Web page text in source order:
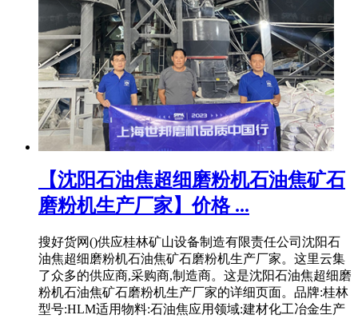
【沈阳石油焦超细磨粉机石油焦矿石
磨粉机生产厂家】价格 ...
搜好货网()供应桂林矿山设备制造有限责任公司沈阳石
油焦超细磨粉机石油焦矿石磨粉机生产厂家。这里云集
了众多的供应商,采购商,制造商。这是沈阳石油焦超细磨
粉机石油焦矿石磨粉机生产厂家的详细页面。品牌:桂林
型号:HLM适用物料:石油焦应用领域:建材化工冶金生产